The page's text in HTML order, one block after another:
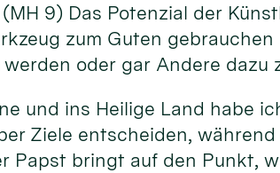
9) Das Potenzial der
zum Guten
oder gar Andere dazu
und ins Heilige Land habe
Ziele entscheiden,
Papst bringt auf den Punkt,